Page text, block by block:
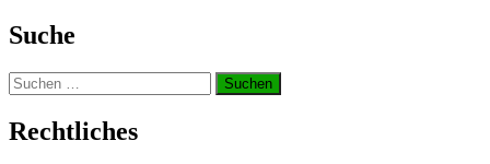
Suche
Suchen
nach:
Rechtliches